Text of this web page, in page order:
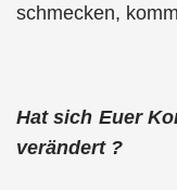
schmecken,
Hat sich Euer
verändert ?